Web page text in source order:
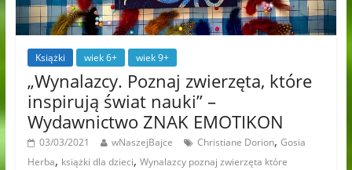
Książki wiek 6+ wiek 9+
„Wynalazcy. Poznaj zwierzęta, które
inspirują świat nauki” –
Wydawnictwo ZNAK EMOTIKON
03/03/2021 wNaszejBajce Christiane Dorion, Gosia
Herba, książki dla dzieci, Wynalazcy poznaj zwierzęta które